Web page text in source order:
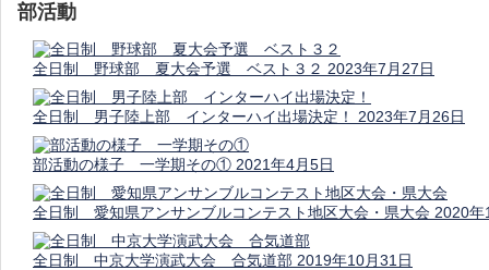
部活動
全日制 野球部 夏大会予選 ベスト３２ 2023年7月27日
全日制 男子陸上部 インターハイ出場決定！ 2023年7月26日
部活動の様子 一学期その① 2021年4月5日
全日制 愛知県アンサンブルコンテスト地区大会・県大会 2020年
全日制 中京大学演武大会 合気道部 2019年10月31日